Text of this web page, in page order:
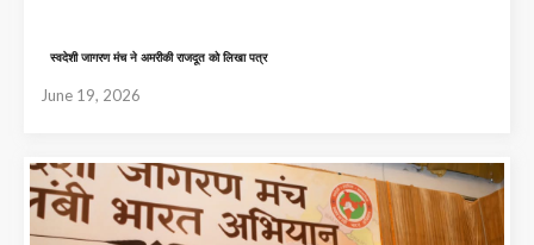
स्वदेशी जागरण मंच ने अमरीकी राजदूत को लिखा पत्र
June 19, 2026